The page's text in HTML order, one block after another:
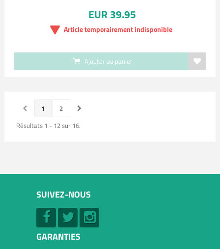
EUR 39.95
Article temporairement indisponible
Ajouter au panier
1
2
Résultats 1 - 12 sur 16.
SUIVEZ-NOUS
GARANTIES